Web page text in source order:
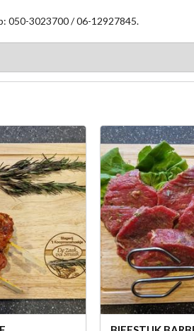
050-3023700 / 06-12927845.